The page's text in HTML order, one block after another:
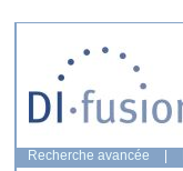
Recherche avancée